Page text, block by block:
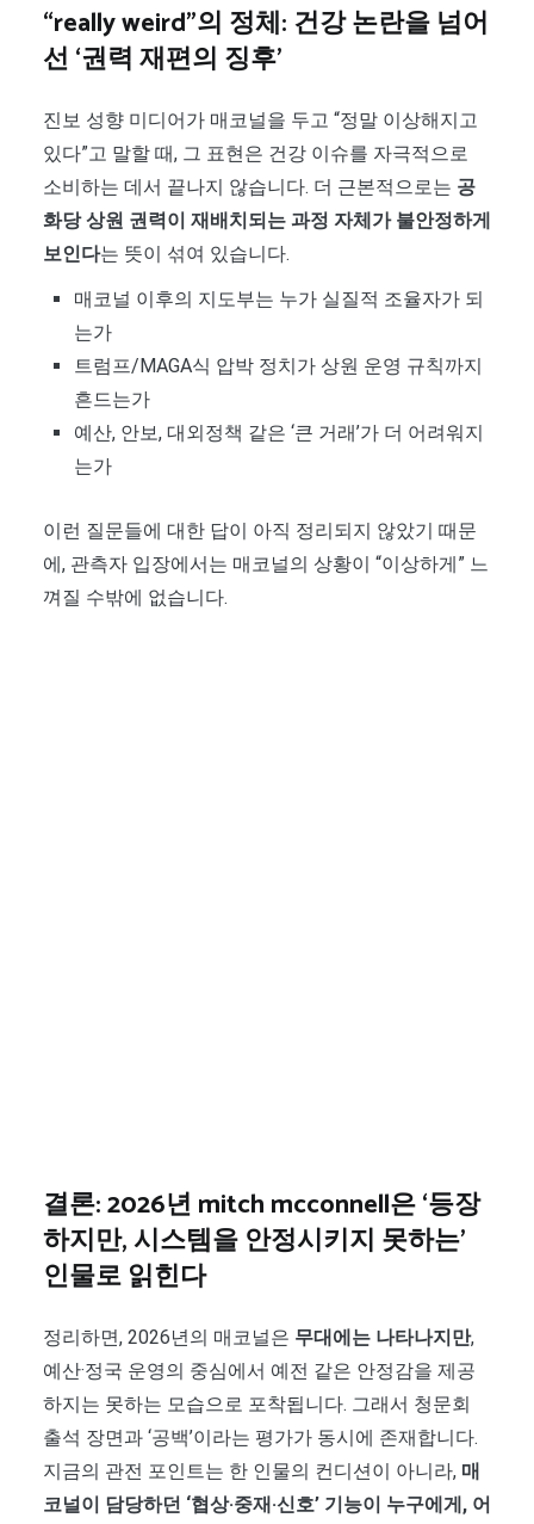
“really weird”의 정체: 건강 논란을 넘어
선 ‘권력 재편의 징후’
진보 성향 미디어가 매코널을 두고 “정말 이상해지고
있다”고 말할 때, 그 표현은 건강 이슈를 자극적으로
소비하는 데서 끝나지 않습니다. 더 근본적으로는 공
화당 상원 권력이 재배치되는 과정 자체가 불안정하게
보인다는 뜻이 섞여 있습니다.
매코널 이후의 지도부는 누가 실질적 조율자가 되
는가
트럼프/MAGA식 압박 정치가 상원 운영 규칙까지
흔드는가
예산, 안보, 대외정책 같은 ‘큰 거래’가 더 어려워지
는가
이런 질문들에 대한 답이 아직 정리되지 않았기 때문
에, 관측자 입장에서는 매코널의 상황이 “이상하게” 느
껴질 수밖에 없습니다.
결론: 2026년mitch mcconnell은 ‘등장
하지만, 시스템을 안정시키지 못하는’
인물로 읽힌다
정리하면, 2026년의 매코널은 무대에는 나타나지만,
예산·정국 운영의 중심에서 예전 같은 안정감을 제공
하지는 못하는 모습으로 포착됩니다. 그래서 청문회
출석 장면과 ‘공백’이라는 평가가 동시에 존재합니다.
지금의 관전 포인트는 한 인물의 컨디션이 아니라, 매
코널이 담당하던 ‘협상·중재·신호’ 기능이 누구에게, 어